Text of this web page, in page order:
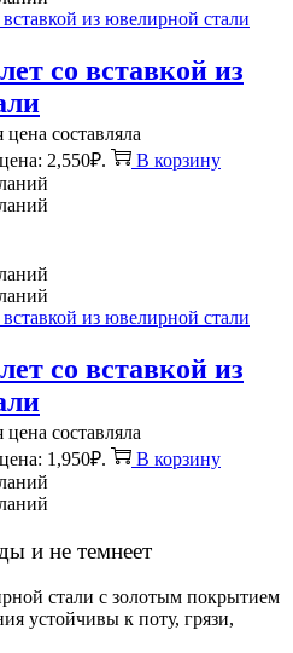
со вставкой из
составляла
2,550₽.
В корзину
со вставкой из
составляла
1,950₽.
В корзину
и не темнеет
стали с золотым покрытием
устойчивы к поту, грязи,